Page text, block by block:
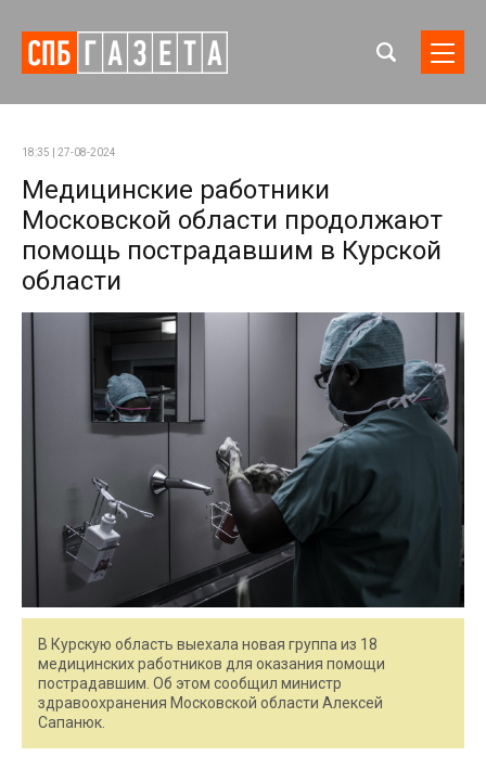
18:35 | 27-08-2024
Медицинские работники
Московской области продолжают
помощь пострадавшим в Курской
области
В Курскую область выехала новая группа из 18
медицинских работников для оказания помощи
пострадавшим. Об этом сообщил министр
здравоохранения Московской области Алексей
Сапанюк.